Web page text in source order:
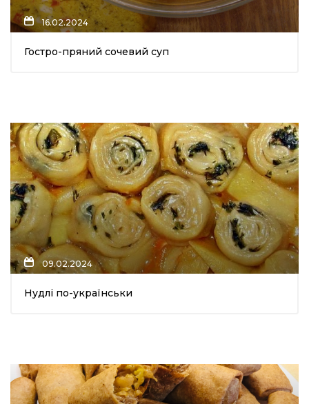
16.02.2024
Гостро-пряний сочевий суп
09.02.2024
Нудлі по-українськи